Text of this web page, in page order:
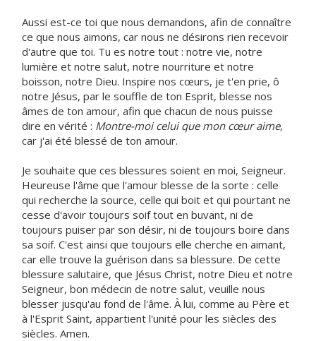
Aussi est-ce toi que nous demandons, afin de connaître
ce que nous aimons, car nous ne désirons rien recevoir
d'autre que toi. Tu es notre tout : notre vie, notre
lumière et notre salut, notre nourriture et notre
boisson, notre Dieu. Inspire nos cœurs, je t'en prie, ô
notre Jésus, par le souffle de ton Esprit, blesse nos
âmes de ton amour, afin que chacun de nous puisse
dire en vérité : Montre-moi celui que mon cœur aime,
car j'ai été blessé de ton amour.
Je souhaite que ces blessures soient en moi, Seigneur.
Heureuse l'âme que l'amour blesse de la sorte : celle
qui recherche la source, celle qui boit et qui pourtant ne
cesse d'avoir toujours soif tout en buvant, ni de
toujours puiser par son désir, ni de toujours boire dans
sa soif. C'est ainsi que toujours elle cherche en aimant,
car elle trouve la guérison dans sa blessure. De cette
blessure salutaire, que Jésus Christ, notre Dieu et notre
Seigneur, bon médecin de notre salut, veuille nous
blesser jusqu'au fond de l'âme. À lui, comme au Père et
à l'Esprit Saint, appartient l'unité pour les siècles des
siècles. Amen.